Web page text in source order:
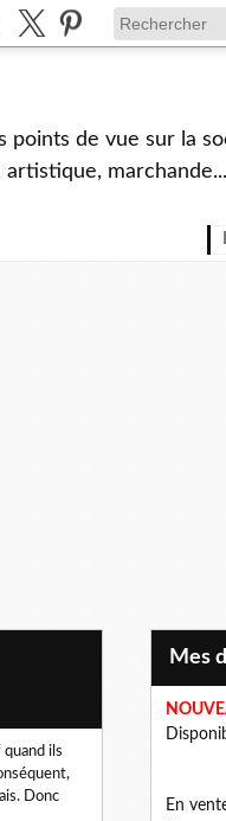
points de vue sur la
ils
Donc
En